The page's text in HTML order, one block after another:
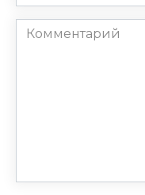
Комментарий